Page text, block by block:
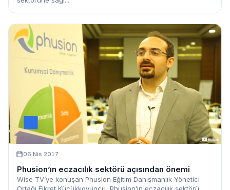
06 Nis 2017
Phusion’ın eczacılık sektörü açısından önemi
Wise TV’ye konuşan Phusion Eğitim Danışmanlık Yönetici